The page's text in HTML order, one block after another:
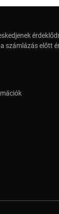
számlázás előtt